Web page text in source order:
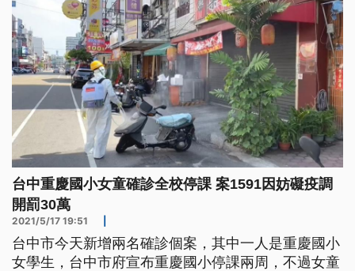
台中重慶國小女童確診全校停課 案1591因妨礙疫調
開罰30萬
2021/5/17 19:51
台中市今天新增兩名確診個案，其中一人是重慶國小
女學生，台中市府宣布重慶國小停課兩周，不過女童